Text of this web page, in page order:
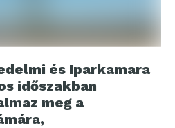
és Iparkamara
időszakban
meg a